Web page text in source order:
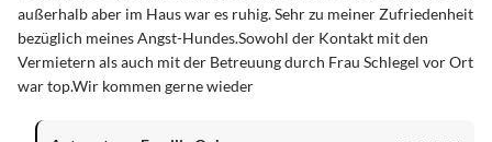
außerhalb aber im Haus war es ruhig. Sehr zu meiner Zufriedenheit
bezüglich meines Angst-Hundes.Sowohl der Kontakt mit den
Vermietern als auch mit der Betreuung durch Frau Schlegel vor Ort
war top.Wir kommen gerne wieder